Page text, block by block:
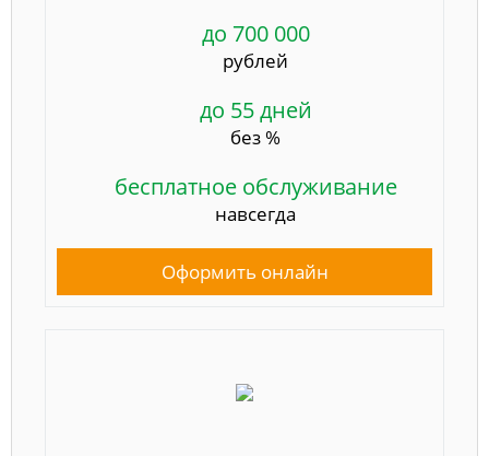
до 700 000
рублей
до 55 дней
без %
бесплатное обслуживание
навсегда
Оформить онлайн